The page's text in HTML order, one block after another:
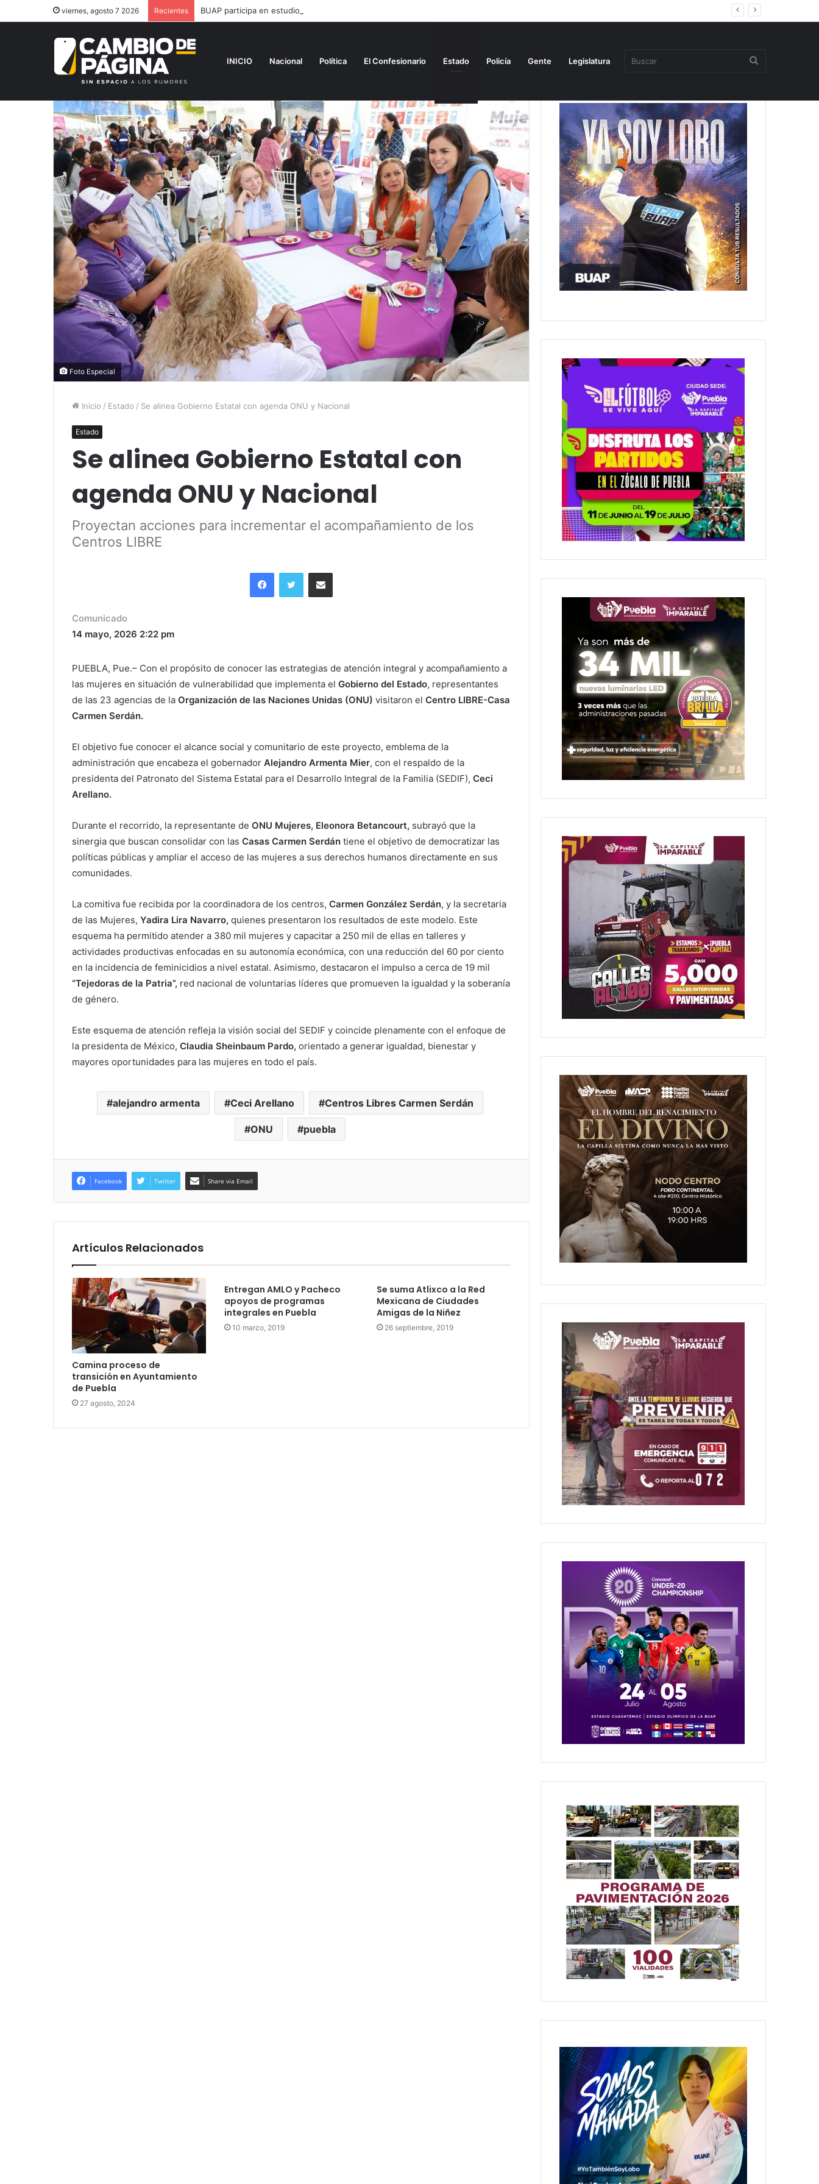
viernes, agosto 7 2026 Recientes BUAP participa en estudio sobre Alianza del Pacífico
INICIO Nacional Política El Confesionario Estado Policía Gente Legislatura
Foto Especial
Inicio / Estado / Se alinea Gobierno Estatal con agenda ONU y Nacional
Estado
Se alinea Gobierno Estatal con
agenda ONU y Nacional
Proyectan acciones para incrementar el acompañamiento de los
Centros LIBRE
FacebookTwitter Share via Email
Comunicado
14 mayo, 2026 2:22 pm
PUEBLA, Pue.– Con el propósito de conocer las estrategias de atención integral y acompañamiento a
las mujeres en situación de vulnerabilidad que implementa el Gobierno del Estado, representantes
de las 23 agencias de la Organización de las Naciones Unidas (ONU) visitaron el Centro LIBRE-Casa
Carmen Serdán.
El objetivo fue conocer el alcance social y comunitario de este proyecto, emblema de la
administración que encabeza el gobernador Alejandro Armenta Mier, con el respaldo de la
presidenta del Patronato del Sistema Estatal para el Desarrollo Integral de la Familia (SEDIF), Ceci
Arellano.
Durante el recorrido, la representante de ONU Mujeres, Eleonora Betancourt, subrayó que la
sinergia que buscan consolidar con las Casas Carmen Serdán tiene el objetivo de democratizar las
políticas públicas y ampliar el acceso de las mujeres a sus derechos humanos directamente en sus
comunidades.
La comitiva fue recibida por la coordinadora de los centros, Carmen González Serdán, y la secretaria
de las Mujeres, Yadira Lira Navarro, quienes presentaron los resultados de este modelo. Este
esquema ha permitido atender a 380 mil mujeres y capacitar a 250 mil de ellas en talleres y
actividades productivas enfocadas en su autonomía económica, con una reducción del 60 por ciento
en la incidencia de feminicidios a nivel estatal. Asimismo, destacaron el impulso a cerca de 19 mil
“Tejedoras de la Patria”, red nacional de voluntarias líderes que promueven la igualdad y la soberanía
de género.
Este esquema de atención refleja la visión social del SEDIF y coincide plenamente con el enfoque de
la presidenta de México, Claudia Sheinbaum Pardo, orientado a generar igualdad, bienestar y
mayores oportunidades para las mujeres en todo el país.
alejandro armenta Ceci Arellano Centros Libres Carmen Serdán
ONU puebla
Facebook Twitter Share via Email
Artículos Relacionados
Camina proceso de
transición en Ayuntamiento
de Puebla
27 agosto, 2024
Entregan AMLO y Pacheco
apoyos de programas
integrales en Puebla
10 marzo, 2019
Se suma Atlixco a la Red
Mexicana de Ciudades
Amigas de la Niñez
26 septiembre, 2019